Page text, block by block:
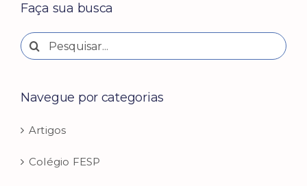
Faça sua busca
Buscar
resultados
Navegue por categorias
Artigos
Colégio FESP